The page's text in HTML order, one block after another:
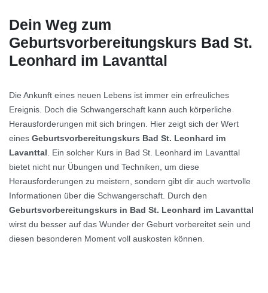
Dein Weg zum
Geburtsvorbereitungskurs Bad St.
Leonhard im Lavanttal
Die Ankunft eines neuen Lebens ist immer ein erfreuliches
Ereignis. Doch die Schwangerschaft kann auch körperliche
Herausforderungen mit sich bringen. Hier zeigt sich der Wert
eines Geburtsvorbereitungskurs Bad St. Leonhard im
Lavanttal. Ein solcher Kurs in Bad St. Leonhard im Lavanttal
bietet nicht nur Übungen und Techniken, um diese
Herausforderungen zu meistern, sondern gibt dir auch wertvolle
Informationen über die Schwangerschaft. Durch den
Geburtsvorbereitungskurs in Bad St. Leonhard im Lavanttal
wirst du besser auf das Wunder der Geburt vorbereitet sein und
diesen besonderen Moment voll auskosten können.